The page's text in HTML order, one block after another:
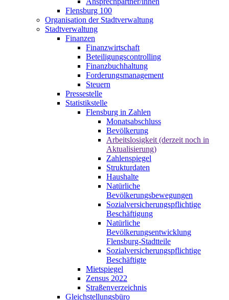
Flensburg 100
Organisation der Stadtverwaltung
Stadtverwaltung
Finanzen
Finanzwirtschaft
Beteiligungscontrolling
Finanzbuchhaltung
Forderungsmanagement
Steuern
Pressestelle
Statistikstelle
Flensburg in Zahlen
Monatsabschluss
Bevölkerung
Arbeitslosigkeit (derzeit noch in
Aktualisierung)
Zahlenspiegel
Strukturdaten
Haushalte
Natürliche
Bevölkerungsbewegungen
Sozialversicherungspflichtige
Beschäftigung
Natürliche
Bevölkerungsentwicklung
Flensburg-Stadtteile
Sozialversicherungspflichtige
Beschäftigte
Mietspiegel
Zensus 2022
Straßenverzeichnis
Gleichstellungsbüro